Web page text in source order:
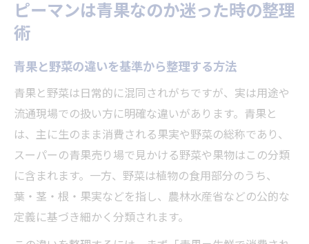
青果と原料を実務で区別する視点
青果原料の選定基準と流通現場の工夫
現場で役立つ青果と原料の区別の仕方
青果業務に求められる原料の見極め力
青果原料の扱いが仕事に与える影響とは
バナナやパイナップルの青果扱いに迫る
バナナやパイナップルは青果かを解説
青果として流通する果物の特徴を知る
ピーマンは青果なのか迷った時の整理
術
青果と野菜の違いを基準から整理する方法
青果と野菜は日常的に混同されがちですが、実は用途や
流通現場での扱い方に明確な違いがあります。青果と
は、主に生のまま消費される果実や野菜の総称であり、
スーパーの青果売り場で見かける野菜や果物はこの分類
に含まれます。一方、野菜は植物の食用部分のうち、
葉・茎・根・果実などを指し、農林水産省などの公的な
定義に基づき細かく分類されます。